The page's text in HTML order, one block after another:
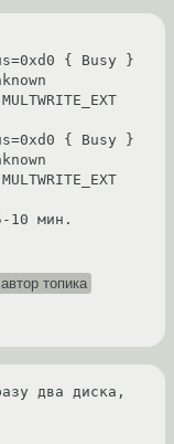
{ Busy }
{ Busy }
10 мин.
автор топика
два диска,